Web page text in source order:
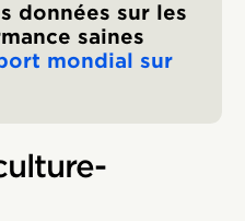
données sur les
saines
mondial sur